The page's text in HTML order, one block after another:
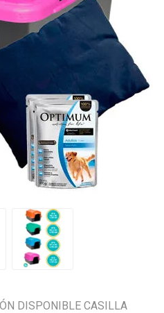
DISPONIBLE CASILLA